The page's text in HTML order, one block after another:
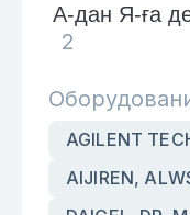
2
AGILENT
AIJIREN,